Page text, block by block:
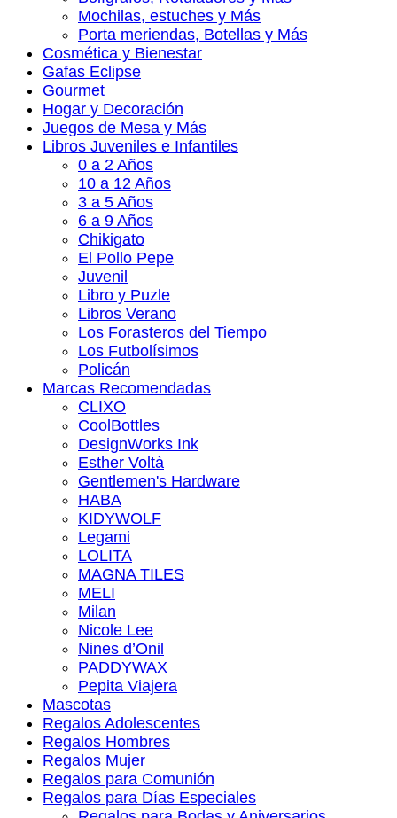
Mochilas, estuches y Más
Porta meriendas, Botellas y Más
Cosmética y Bienestar
Gafas Eclipse
Gourmet
Hogar y Decoración
Juegos de Mesa y Más
Libros Juveniles e Infantiles
0 a 2 Años
10 a 12 Años
3 a 5 Años
6 a 9 Años
Chikigato
El Pollo Pepe
Juvenil
Libro y Puzle
Libros Verano
Los Forasteros del Tiempo
Los Futbolísimos
Policán
Marcas Recomendadas
CLIXO
CoolBottles
DesignWorks Ink
Esther Voltà
Gentlemen's Hardware
HABA
KIDYWOLF
Legami
LOLITA
MAGNA TILES
MELI
Milan
Nicole Lee
Nines d’Onil
PADDYWAX
Pepita Viajera
Mascotas
Regalos Adolescentes
Regalos Hombres
Regalos Mujer
Regalos para Comunión
Regalos para Días Especiales